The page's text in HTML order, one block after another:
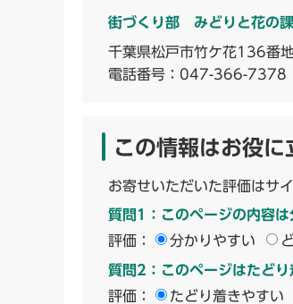
街づくり部 みどりと花の課
千葉県松戸市竹ケ花136番
電話番号： 047-366-7378
この情報はお役に
お寄せいただいた評価はサ
質問1：このページの内容は
評価：
分かりやすい
質問2：このページはたどり
評価：
たどり着きやすい